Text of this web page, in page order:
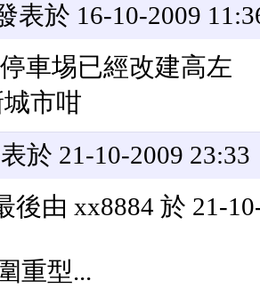
表於 16-10-2009
車埸已經改建高左
城市咁
於 21-10-2009 23:33
後由 xx8884 於 21-
重型...